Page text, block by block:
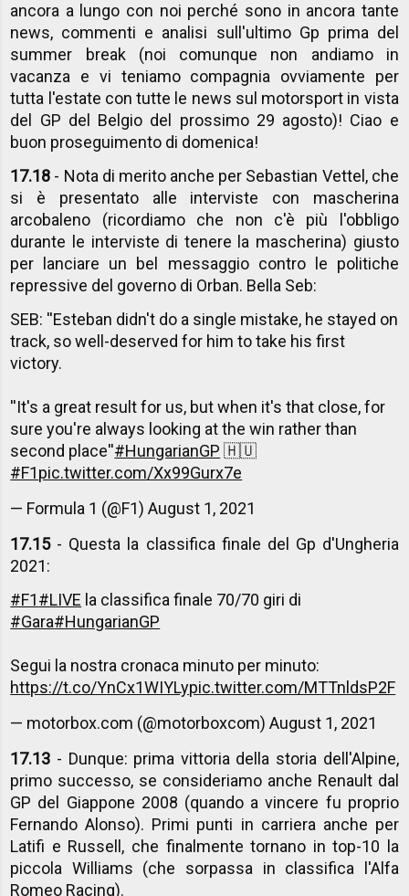
ancora a lungo con noi perché sono in ancora tante
news, commenti e analisi sull'ultimo Gp prima del
summer break (noi comunque non andiamo in
vacanza e vi teniamo compagnia ovviamente per
tutta l'estate con tutte le news sul motorsport in vista
del GP del Belgio del prossimo 29 agosto)! Ciao e
buon proseguimento di domenica!
17.18 - Nota di merito anche per Sebastian Vettel, che
si è presentato alle interviste con mascherina
arcobaleno (ricordiamo che non c'è più l'obbligo
durante le interviste di tenere la mascherina) giusto
per lanciare un bel messaggio contro le politiche
repressive del governo di Orban. Bella Seb:
SEB: ''Esteban didn't do a single mistake, he stayed on
track, so well-deserved for him to take his first
victory.
''It's a great result for us, but when it's that close, for
sure you're always looking at the win rather than
second place''#HungarianGP 🇭🇺
#F1pic.twitter.com/Xx99Gurx7e
— Formula 1 (@F1)August 1, 2021
17.15- Questa la classifica finale del Gp d'Ungheria
2021:
#F1#LIVE la classifica finale 70/70 giri di
#Gara#HungarianGP
Segui la nostra cronaca minuto per minuto:
https://t.co/YnCx1WIYLypic.twitter.com/MTTnldsP2F
— motorbox.com (@motorboxcom)August 1, 2021
17.13 - Dunque: prima vittoria della storia dell'Alpine,
primo successo, se consideriamo anche Renault dal
GP del Giappone 2008 (quando a vincere fu proprio
Fernando Alonso). Primi punti in carriera anche per
Latifi e Russell, che finalmente tornano in top-10 la
piccola Williams (che sorpassa in classifica l'Alfa
Romeo Racing).